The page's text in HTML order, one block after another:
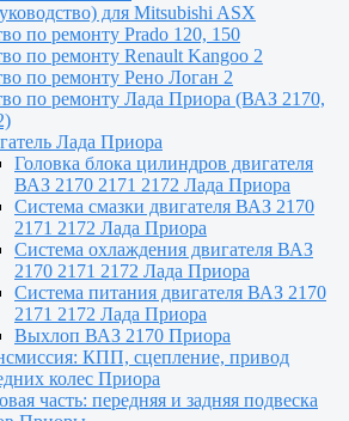
для Mitsubishi ASX
по ремонту Prado 120, 150
по ремонту Renault Kangoo 2
по ремонту Рено Логан 2
по ремонту Лада Приора (ВАЗ 2170,
Лада Приора
Головка блока цилиндров двигателя
ВАЗ 2170 2171 2172 Лада Приора
Система смазки двигателя ВАЗ 2170
2171 2172 Лада Приора
Система охлаждения двигателя ВАЗ
2170 2171 2172 Лада Приора
Система питания двигателя ВАЗ 2170
2171 2172 Лада Приора
Выхлоп ВАЗ 2170 Приора
КПП, сцепление, привод
колес Приора
часть: передняя и задняя подвеска